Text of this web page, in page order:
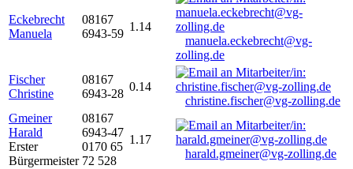
Eckebrecht
Manuela
08167
6943-59
1.14
manuela.eckebrecht@vg-
zolling.de
Fischer
Christine
08167
6943-28
0.14
christine.fischer@vg-zolling.de
Gmeiner
Harald
Erster
Bürgermeister
08167
6943-47
0170 65
72 528
1.17
harald.gmeiner@vg-zolling.de